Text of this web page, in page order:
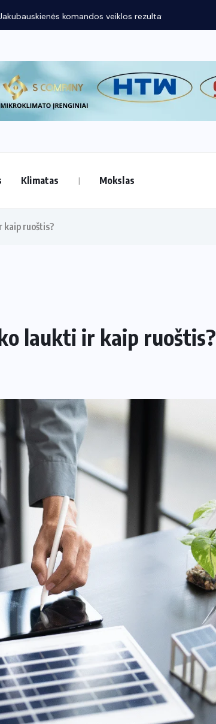
dėmesys...
Klimatas Mokslas
kaip ruoštis?
laukti ir kaip ruoštis?
NAMAI IR SODAS
Kaip apsaugoti daržą nuo šliužų ir
kurmių nekenkiant augalams?